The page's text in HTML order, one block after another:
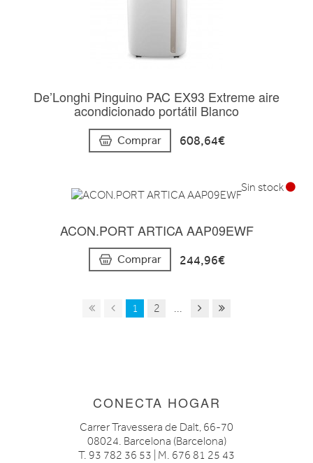
De’Longhi Pinguino PAC EX93 Extreme aire
acondicionado portátil Blanco
Comprar 608,64€
ACON.PORT ARTICA AAP09EWF
Comprar 244,96€
Sin stock
1 2 ...
CONECTA HOGAR
Carrer Travessera de Dalt, 66-70
08024. Barcelona (Barcelona)
T. 93 782 36 53 | M. 676 81 25 43